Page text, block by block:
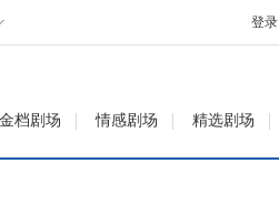
登录
档剧场 情感剧场 精选剧场